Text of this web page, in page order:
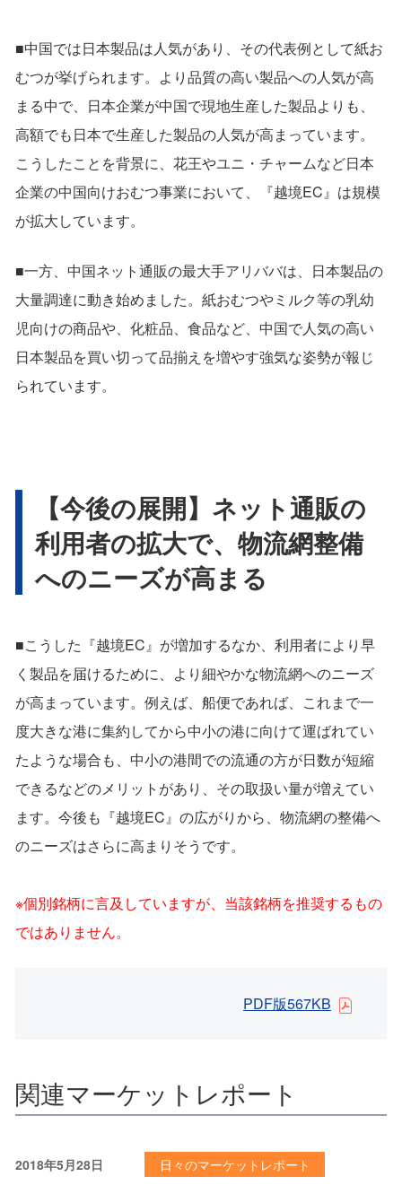
■中国では日本製品は人気があり、その代表例として紙お
むつが挙げられます。より品質の高い製品への人気が高
まる中で、日本企業が中国で現地生産した製品よりも、
高額でも日本で生産した製品の人気が高まっています。
こうしたことを背景に、花王やユニ・チャームなど日本
企業の中国向けおむつ事業において、『越境EC』は規模
が拡大しています。
■一方、中国ネット通販の最大手アリババは、日本製品の
大量調達に動き始めました。紙おむつやミルク等の乳幼
児向けの商品や、化粧品、食品など、中国で人気の高い
日本製品を買い切って品揃えを増やす強気な姿勢が報じ
られています。
【今後の展開】ネット通販の
利用者の拡大で、物流網整備
へのニーズが高まる
■こうした『越境EC』が増加するなか、利用者により早
く製品を届けるために、より細やかな物流網へのニーズ
が高まっています。例えば、船便であれば、これまで一
度大きな港に集約してから中小の港に向けて運ばれてい
たような場合も、中小の港間での流通の方が日数が短縮
できるなどのメリットがあり、その取扱い量が増えてい
ます。今後も『越境EC』の広がりから、物流網の整備へ
のニーズはさらに高まりそうです。
※個別銘柄に言及していますが、当該銘柄を推奨するもの
ではありません。
PDF版567KB
関連マーケットレポート
2018年5月28日 日々のマーケットレポート